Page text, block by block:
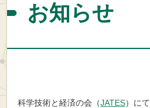
お知らせ
科学技術と経済の会（JATES）に